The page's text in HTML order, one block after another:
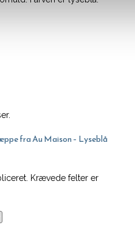
fra Au Maison – Lyseblå
Krævede felter er